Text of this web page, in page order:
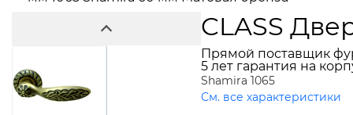
CLASS
Прямой поставщик
5 лет гарантия на
Shamira 1065
См. все характеристики